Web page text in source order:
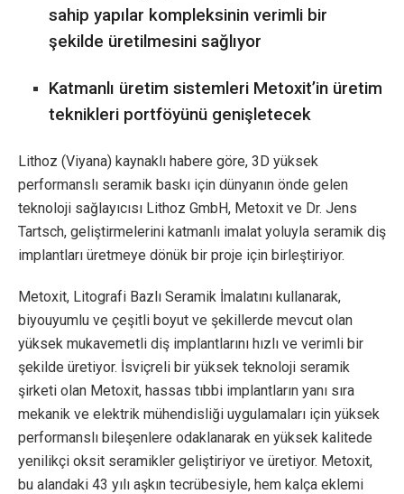
sahip yapılar kompleksinin verimli bir
şekilde üretilmesini sağlıyor
Katmanlı üretim sistemleri Metoxit’in üretim
teknikleri portföyünü genişletecek
Lithoz (Viyana) kaynaklı habere göre, 3D yüksek
performanslı seramik baskı için dünyanın önde gelen
teknoloji sağlayıcısı Lithoz GmbH, Metoxit ve Dr. Jens
Tartsch, geliştirmelerini katmanlı imalat yoluyla seramik diş
implantları üretmeye dönük bir proje için birleştiriyor.
Metoxit, Litografi Bazlı Seramik İmalatını kullanarak,
biyouyumlu ve çeşitli boyut ve şekillerde mevcut olan
yüksek mukavemetli diş implantlarını hızlı ve verimli bir
şekilde üretiyor. İsviçreli bir yüksek teknoloji seramik
şirketi olan Metoxit, hassas tıbbi implantların yanı sıra
mekanik ve elektrik mühendisliği uygulamaları için yüksek
performanslı bileşenlere odaklanarak en yüksek kalitede
yenilikçi oksit seramikler geliştiriyor ve üretiyor. Metoxit,
bu alandaki 43 yılı aşkın tecrübesiyle, hem kalça eklemi